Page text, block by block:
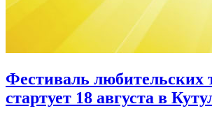
Фестиваль любительских
стартует 18 августа в